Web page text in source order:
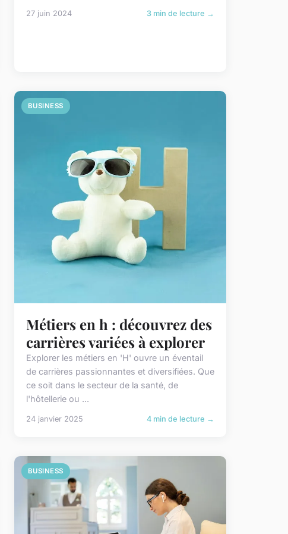
27 juin 2024 3 min de lecture →
BUSINESS
Métiers en h : découvrez des
carrières variées à explorer
Explorer les métiers en 'H' ouvre un éventail
de carrières passionnantes et diversifiées. Que
ce soit dans le secteur de la santé, de
l'hôtellerie ou ...
24 janvier 2025 4 min de lecture →
BUSINESS